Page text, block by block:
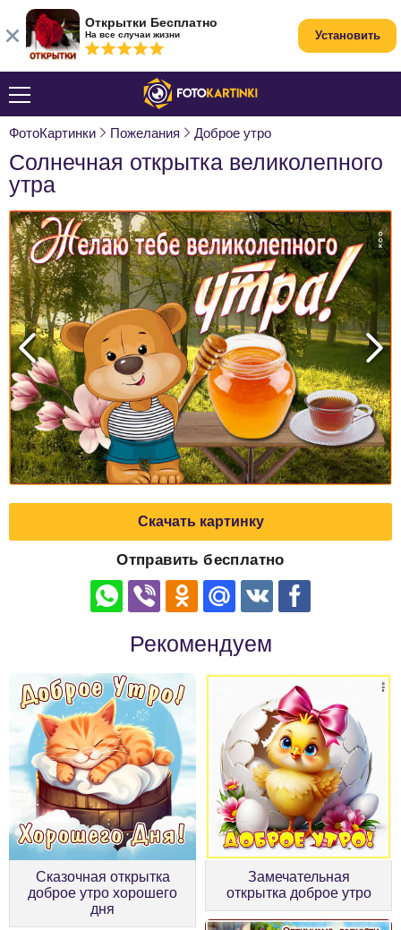
ФотоКартинки Пожелания Доброе утро
Солнечная открытка великолепного
утра
Скачать картинку
Отправить бесплатно
Рекомендуем
Сказочная открытка
доброе утро хорошего
дня
Замечательная
открытка доброе утро
Открытки Бесплатно
На все случаи жизни Установить